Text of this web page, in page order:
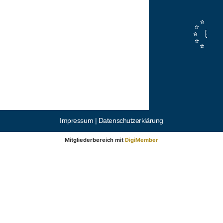
Impressum | Datenschutzerklärung
Mitgliederbereich mit DigiMember